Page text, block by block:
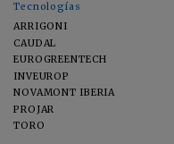
Tecnologías
ARRIGONI
CAUDAL
EUROGREENTECH
INVEUROP
NOVAMONT IBERIA
PROJAR
TORO